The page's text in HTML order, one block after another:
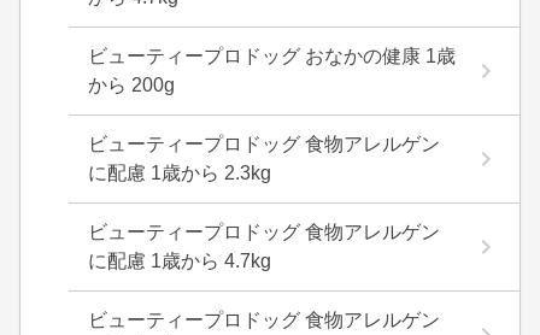
ビューティープロドッグ おなかの健康 1歳
から 200g
ビューティープロドッグ 食物アレルゲン
に配慮 1歳から 2.3kg
ビューティープロドッグ 食物アレルゲン
に配慮 1歳から 4.7kg
ビューティープロドッグ 食物アレルゲン